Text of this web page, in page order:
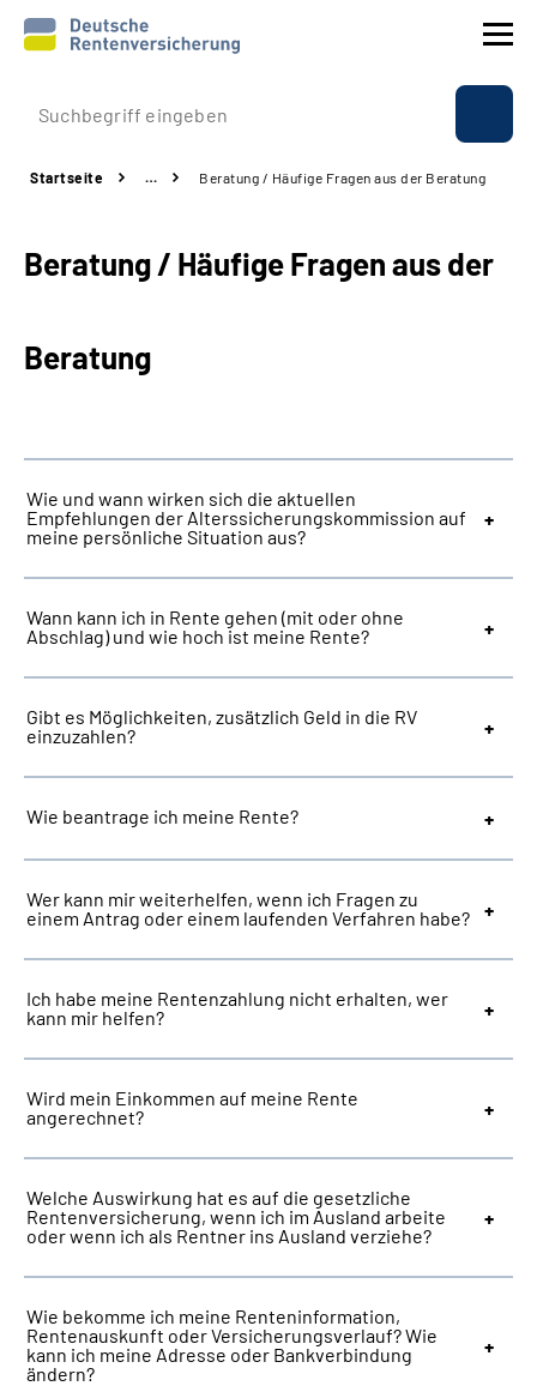
Prävention
Rente
Über uns & Presse
Online-Services
Inhalte in Gebärdensprache (DGS)
Leichte Sprache
Mein Kundenportal
Startseite … Beratung / Häufige Fragen aus der Beratung
Beratung / Häufige Fragen aus der
Beratung
Wie und wann wirken sich die aktuellen
Empfehlungen der Alterssicherungskommission auf
meine persönliche Situation aus?
Wann kann ich in Rente gehen (mit oder ohne
Abschlag) und wie hoch ist meine Rente?
Gibt es Möglichkeiten, zusätzlich Geld in die RV
einzuzahlen?
Wie beantrage ich meine Rente?
Wer kann mir weiterhelfen, wenn ich Fragen zu
einem Antrag oder einem laufenden Verfahren habe?
Ich habe meine Rentenzahlung nicht erhalten, wer
kann mir helfen?
Wird mein Einkommen auf meine Rente
angerechnet?
Welche Auswirkung hat es auf die gesetzliche
Rentenversicherung, wenn ich im Ausland arbeite
oder wenn ich als Rentner ins Ausland verziehe?
Wie bekomme ich meine Renteninformation,
Rentenauskunft oder Versicherungsverlauf? Wie
kann ich meine Adresse oder Bankverbindung
ändern?